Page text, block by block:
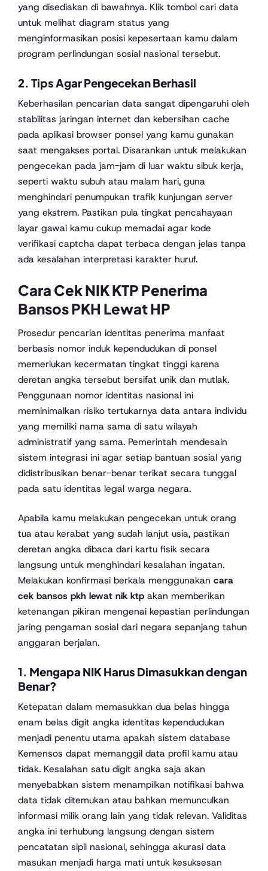
yang disediakan di bawahnya. Klik tombol cari data
untuk melihat diagram status yang
menginformasikan posisi kepesertaan kamu dalam
program perlindungan sosial nasional tersebut.
2. Tips Agar Pengecekan Berhasil
Keberhasilan pencarian data sangat dipengaruhi oleh
stabilitas jaringan internet dan kebersihan cache
pada aplikasi browser ponsel yang kamu gunakan
saat mengakses portal. Disarankan untuk melakukan
pengecekan pada jam-jam di luar waktu sibuk kerja,
seperti waktu subuh atau malam hari, guna
menghindari penumpukan trafik kunjungan server
yang ekstrem. Pastikan pula tingkat pencahayaan
layar gawai kamu cukup memadai agar kode
verifikasi captcha dapat terbaca dengan jelas tanpa
ada kesalahan interpretasi karakter huruf.
Cara Cek NIK KTP Penerima
Bansos PKH Lewat HP
Prosedur pencarian identitas penerima manfaat
berbasis nomor induk kependudukan di ponsel
memerlukan kecermatan tingkat tinggi karena
deretan angka tersebut bersifat unik dan mutlak.
Penggunaan nomor identitas nasional ini
meminimalkan risiko tertukarnya data antara individu
yang memiliki nama sama di satu wilayah
administratif yang sama. Pemerintah mendesain
sistem integrasi ini agar setiap bantuan sosial yang
didistribusikan benar-benar terikat secara tunggal
pada satu identitas legal warga negara.
Apabila kamu melakukan pengecekan untuk orang
tua atau kerabat yang sudah lanjut usia, pastikan
deretan angka dibaca dari kartu fisik secara
langsung untuk menghindari kesalahan ingatan.
Melakukan konfirmasi berkala menggunakan cara
cek bansos pkh lewat nik ktp akan memberikan
ketenangan pikiran mengenai kepastian perlindungan
jaring pengaman sosial dari negara sepanjang tahun
anggaran berjalan.
1. Mengapa NIK Harus Dimasukkan dengan
Benar?
Ketepatan dalam memasukkan dua belas hingga
enam belas digit angka identitas kependudukan
menjadi penentu utama apakah sistem database
Kemensos dapat memanggil data profil kamu atau
tidak. Kesalahan satu digit angka saja akan
menyebabkan sistem menampilkan notifikasi bahwa
data tidak ditemukan atau bahkan memunculkan
informasi milik orang lain yang tidak relevan. Validitas
angka ini terhubung langsung dengan sistem
pencatatan sipil nasional, sehingga akurasi data
masukan menjadi harga mati untuk kesuksesan